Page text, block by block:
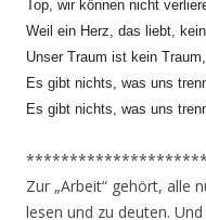
Top, wir können nicht
Weil ein Herz, das liebt,
Unser Traum ist kein
Es gibt nichts, was uns
Es gibt nichts, was uns
Zur „Arbeit“ gehört, alle
lesen und zu deuten.